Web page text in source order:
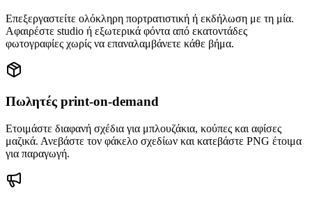
Επεξεργαστείτε ολόκληρη πορτρατιστική ή εκδήλωση με τη μία.
Αφαιρέστε studio ή εξωτερικά φόντα από εκατοντάδες
φωτογραφίες χωρίς να επαναλαμβάνετε κάθε βήμα.
Πωλητές print-on-demand
Ετοιμάστε διαφανή σχέδια για μπλουζάκια, κούπες και αφίσες
μαζικά. Ανεβάστε τον φάκελο σχεδίων και κατεβάστε PNG έτοιμα
για παραγωγή.